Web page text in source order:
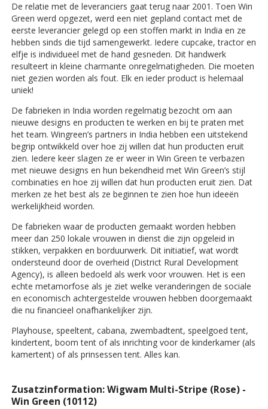
De relatie met de leveranciers gaat terug naar 2001. Toen Win
Green werd opgezet, werd een niet gepland contact met de
eerste leverancier gelegd op een stoffen markt in India en ze
hebben sinds die tijd samengewerkt. Iedere cupcake, tractor en
elfje is individueel met de hand gesneden. Dit handwerk
resulteert in kleine charmante onregelmatigheden. Die moeten
niet gezien worden als fout. Elk en ieder product is helemaal
uniek!
De fabrieken in India worden regelmatig bezocht om aan
nieuwe designs en producten te werken en bij te praten met
het team. Wingreen’s partners in India hebben een uitstekend
begrip ontwikkeld over hoe zij willen dat hun producten eruit
zien. Iedere keer slagen ze er weer in Win Green te verbazen
met nieuwe designs en hun bekendheid met Win Green’s stijl
combinaties en hoe zij willen dat hun producten eruit zien. Dat
merken ze het best als ze beginnen te zien hoe hun ideeën
werkelijkheid worden.
De fabrieken waar de producten gemaakt worden hebben
meer dan 250 lokale vrouwen in dienst die zijn opgeleid in
stikken, verpakken en borduurwerk. Dit initiatief, wat wordt
ondersteund door de overheid (District Rural Development
Agency), is alleen bedoeld als werk voor vrouwen. Het is een
echte metamorfose als je ziet welke veranderingen de sociale
en economisch achtergestelde vrouwen hebben doorgemaakt
die nu financieel onafhankelijker zijn.
Playhouse, speeltent, cabana, zwembadtent, speelgoed tent,
kindertent, boom tent of als inrichting voor de kinderkamer (als
kamertent) of als prinsessen tent. Alles kan.
Zusatzinformation: Wigwam Multi-Stripe (Rose) -
Win Green (10112)